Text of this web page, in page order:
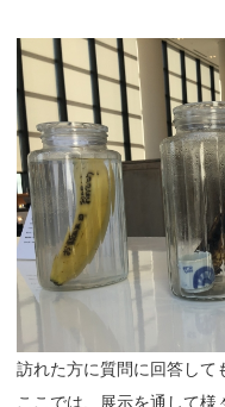
訪れた方に質問に回答して
ここでは、展示を通して